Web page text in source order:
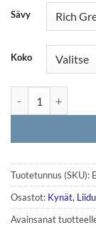
Sävy
Koko
Tuotetunnus (SKU):
Osastot: Kynät,
Avainsanat